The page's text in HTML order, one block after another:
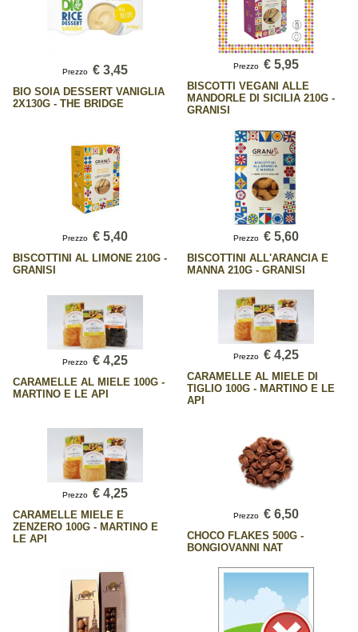
Prezzo € 3,45
BIO SOIA DESSERT VANIGLIA
2X130G - THE BRIDGE
Prezzo € 5,95
BISCOTTI VEGANI ALLE
MANDORLE DI SICILIA 210G -
GRANISI
Prezzo € 5,40
BISCOTTINI AL LIMONE 210G -
GRANISI
Prezzo € 5,60
BISCOTTINI ALL'ARANCIA E
MANNA 210G - GRANISI
Prezzo € 4,25
CARAMELLE AL MIELE 100G -
MARTINO E LE API
Prezzo € 4,25
CARAMELLE AL MIELE DI
TIGLIO 100G - MARTINO E LE
API
Prezzo € 4,25
CARAMELLE MIELE E
ZENZERO 100G - MARTINO E
LE API
Prezzo € 6,50
CHOCO FLAKES 500G -
BONGIOVANNI NAT